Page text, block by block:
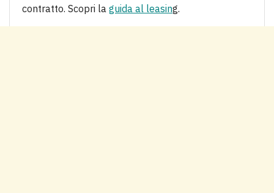
contratto. Scopri la guida al leasing.